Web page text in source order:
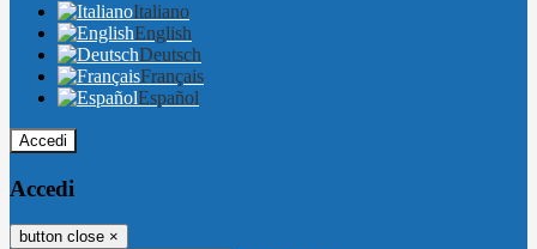
Italiano
English
Deutsch
Français
Español
Accedi
Accedi
button close ×